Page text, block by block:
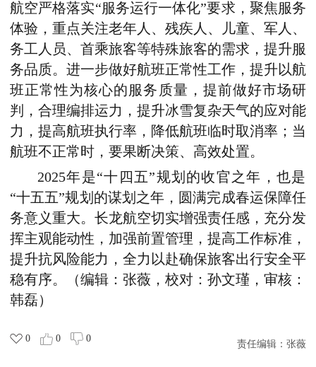
航空严格落实“服务运行一体化”要求，聚焦服务
体验，重点关注老年人、残疾人、儿童、军人、
务工人员、首乘旅客等特殊旅客的需求，提升服
务品质。进一步做好航班正常性工作，提升以航
班正常性为核心的服务质量，提前做好市场研
判，合理编排运力，提升冰雪复杂天气的应对能
力，提高航班执行率，降低航班临时取消率；当
航班不正常时，要果断决策、高效处置。
2025年是“十四五”规划的收官之年，也是
“十五五”规划的谋划之年，圆满完成春运保障任
务意义重大。长龙航空切实增强责任感，充分发
挥主观能动性，加强前置管理，提高工作标准，
提升抗风险能力，全力以赴确保旅客出行安全平
稳有序。（编辑：张薇，校对：孙文瑾，审核：
韩磊）
0 0 0
责任编辑： 张薇